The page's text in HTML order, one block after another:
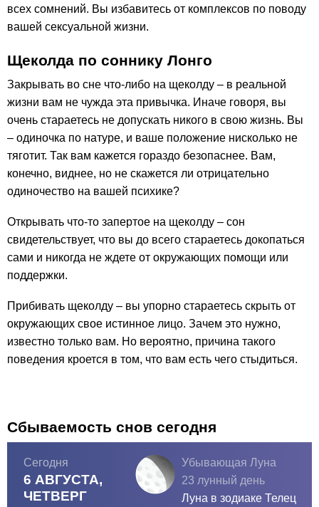
всех сомнений. Вы избавитесь от комплексов по поводу
вашей сексуальной жизни.
Щеколда по соннику Лонго
Закрывать во сне что-либо на щеколду – в реальной
жизни вам не чужда эта привычка. Иначе говоря, вы
очень стараетесь не допускать никого в свою жизнь. Вы
– одиночка по натуре, и ваше положение нисколько не
тяготит. Так вам кажется гораздо безопаснее. Вам,
конечно, виднее, но не скажется ли отрицательно
одиночество на вашей психике?
Открывать что-то запертое на щеколду – сон
свидетельствует, что вы до всего стараетесь докопаться
сами и никогда не ждете от окружающих помощи или
поддержки.
Прибивать щеколду – вы упорно стараетесь скрыть от
окружающих свое истинное лицо. Зачем это нужно,
известно только вам. Но вероятно, причина такого
поведения кроется в том, что вам есть чего стыдиться.
Сбываемость снов сегодня
Сегодня
6 АВГУСТА,
ЧЕТВЕРГ
Убывающая Луна
23 лунный день
Луна в зодиаке Телец